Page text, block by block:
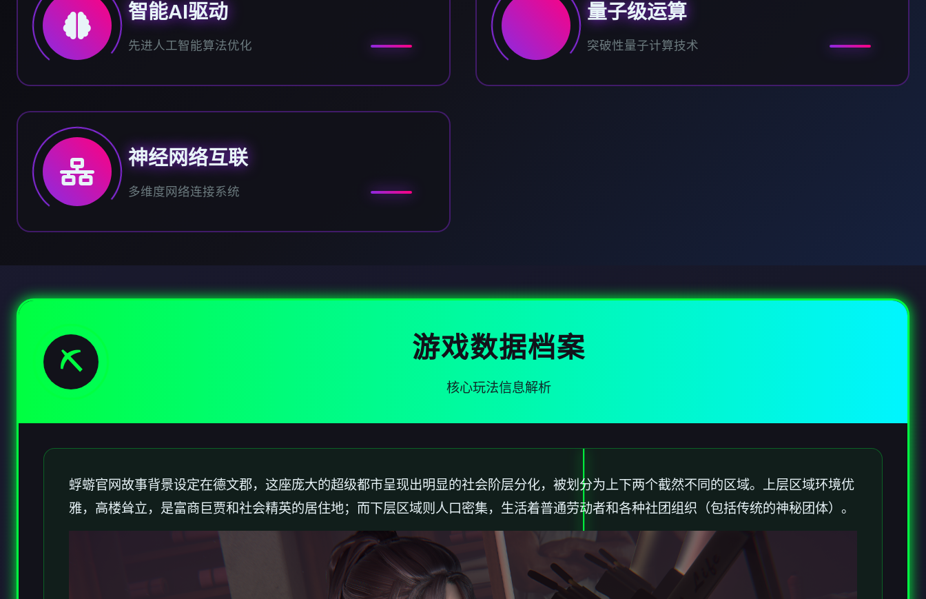
智能AI驱动
先进人工智能算法优化
量子级运算
突破性量子计算技术
神经网络互联
多维度网络连接系统
⛏️ 游戏数据档案
核心玩法信息解析
蜉蝣官网故事背景设定在德文郡，这座庞大的超级都市呈现出明显的社会阶层分化，被划分为上下两个截然不同的区域。上层区域环境优
雅，高楼耸立，是富商巨贾和社会精英的居住地；而下层区域则人口密集，生活着普通劳动者和各种社团组织（包括传统的神秘团体）。